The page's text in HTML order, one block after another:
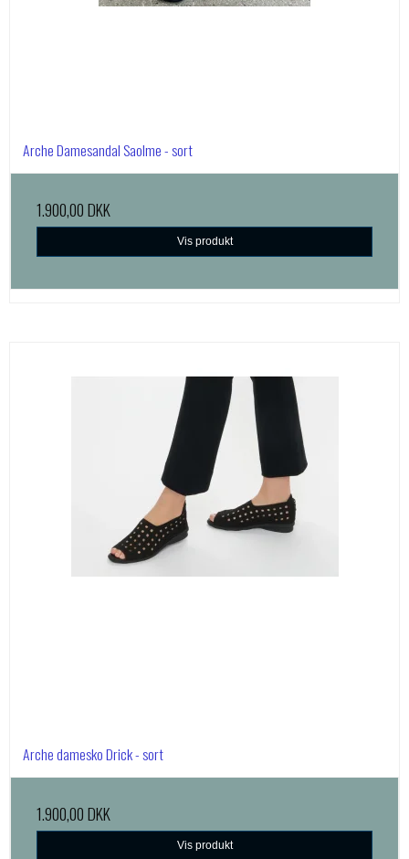
Arche Damesandal Saolme - sort
1.900,00 DKK
Vis produkt
Arche damesko Drick - sort
1.900,00 DKK
Vis produkt